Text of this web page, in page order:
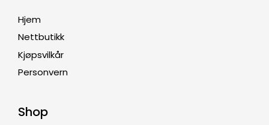
Hjem
Nettbutikk
Kjøpsvilkår
Personvern
Shop